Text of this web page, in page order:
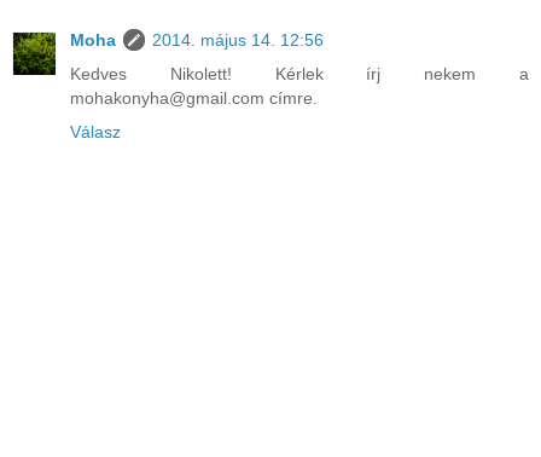
Moha
2014. május 14. 12:56
Kedves Nikolett! Kérlek írj nekem a
mohakonyha@gmail.com címre.
Válasz